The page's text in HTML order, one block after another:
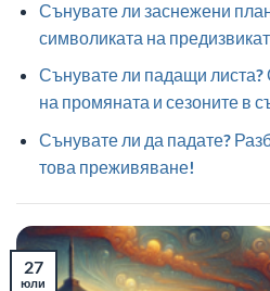
Сънувате ли заснежени
символиката на
Сънувате ли падащи листа?
на промяната и сезоните в
Сънувате ли да падате?
това преживяване!
27
юли